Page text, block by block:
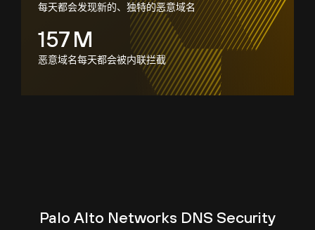
每天都会发现新的、独特的恶意域名
157M
恶意域名每天都会被内联拦截
Palo Alto Networks DNS Security